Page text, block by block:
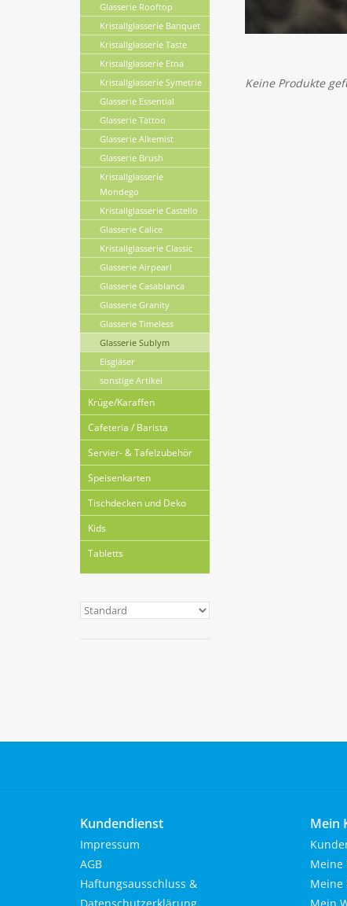
Glasserie Rooftop
Kristallglasserie Banquet
Kristallglasserie Taste
Kristallglasserie Etna
Kristallglasserie Symetrie
Glasserie Essential
Glasserie Tattoo
Glasserie Alkemist
Glasserie Brush
Kristallglasserie
Mondego
Kristallglasserie Castello
Glasserie Calice
Kristallglasserie Classic
Glasserie Airpearl
Glasserie Casablanca
Glasserie Granity
Glasserie Timeless
Glasserie Sublym
Eisgläser
sonstige Artikel
Krüge/Karaffen
Cafeteria / Barista
Servier- & Tafelzubehör
Speisenkarten
Tischdecken und Deko
Kids
Tabletts
Keine Produkte
Kundendienst
Impressum
AGB
Haftungsausschluss &
Mein
Meine
Meine